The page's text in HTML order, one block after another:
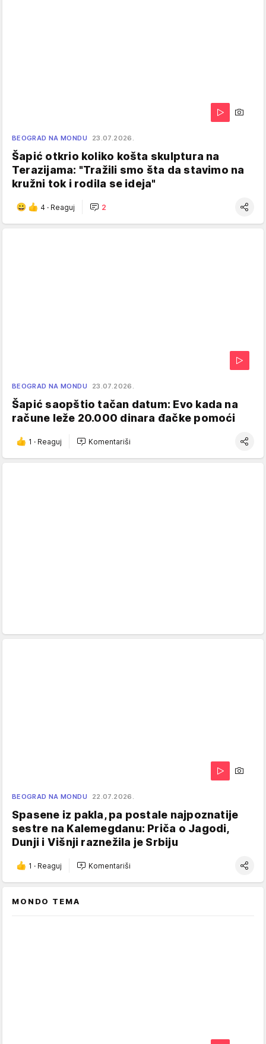
BEOGRAD NA MONDU 23.07.2026.
Šapić otkrio koliko košta skulptura na
Terazijama: "Tražili smo šta da stavimo na
kružni tok i rodila se ideja"
4 · Reaguj 2
BEOGRAD NA MONDU 23.07.2026.
Šapić saopštio tačan datum: Evo kada na
račune leže 20.000 dinara đačke pomoći
1 · Reaguj Komentariši
BEOGRAD NA MONDU 22.07.2026.
Spasene iz pakla, pa postale najpoznatije
sestre na Kalemegdanu: Priča o Jagodi,
Dunji i Višnji raznežila je Srbiju
1 · Reaguj Komentariši
MONDO TEMA